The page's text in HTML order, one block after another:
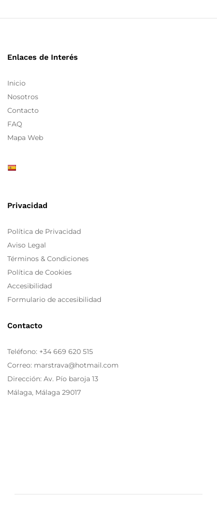
Enlaces de Interés
Inicio
Nosotros
Contacto
FAQ
Mapa Web
Privacidad
Política de Privacidad
Aviso Legal
Términos & Condiciones
Política de Cookies
Accesibilidad
Formulario de accesibilidad
Contacto
Teléfono: +34 669 620 515
Correo: marstrava@hotmail.com
Dirección: Av. Pío baroja 13
Málaga, Málaga 29017